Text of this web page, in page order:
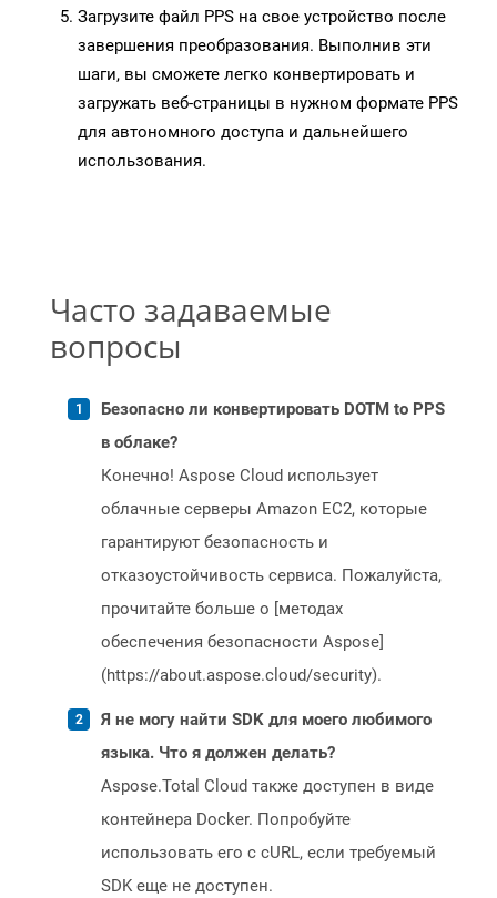
Загрузите файл PPS на свое устройство после
завершения преобразования. Выполнив эти
шаги, вы сможете легко конвертировать и
загружать веб-страницы в нужном формате PPS
для автономного доступа и дальнейшего
использования.
Часто задаваемые
вопросы
Безопасно ли конвертировать DOTM to PPS
в облаке?
Конечно! Aspose Cloud использует
облачные серверы Amazon EC2, которые
гарантируют безопасность и
отказоустойчивость сервиса. Пожалуйста,
прочитайте больше о [методах
обеспечения безопасности Aspose]
(https://about.aspose.cloud/security).
Я не могу найти SDK для моего любимого
языка. Что я должен делать?
Aspose.Total Cloud также доступен в виде
контейнера Docker. Попробуйте
использовать его с cURL, если требуемый
SDK еще не доступен.